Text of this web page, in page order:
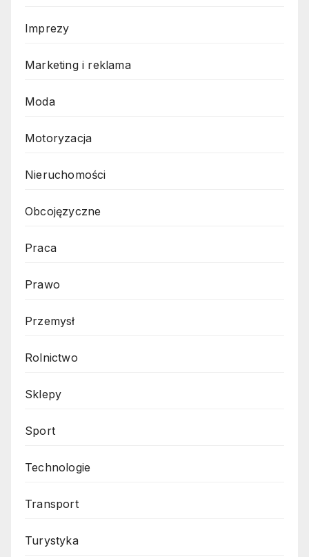
Imprezy
Marketing i reklama
Moda
Motoryzacja
Nieruchomości
Obcojęzyczne
Praca
Prawo
Przemysł
Rolnictwo
Sklepy
Sport
Technologie
Transport
Turystyka